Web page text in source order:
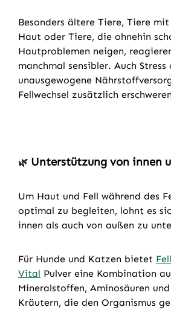
Besonders ältere Tiere, Tiere
Haut oder Tiere, die ohnehin
Hautproblemen neigen,
manchmal sensibler. Auch Stress
unausgewogene
Fellwechsel zusätzlich
🌿 Unterstützung von innen
Um Haut und Fell während des
optimal zu begleiten, lohnt es
innen als auch von außen zu
Für Hunde und Katzen bietet
Vital Pulver eine Kombination
Mineralstoffen, Aminosäuren
Kräutern, die den Organismus